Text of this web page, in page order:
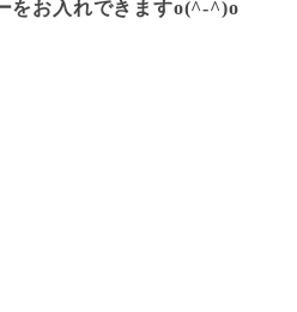
をお入れできますo(^-^)o